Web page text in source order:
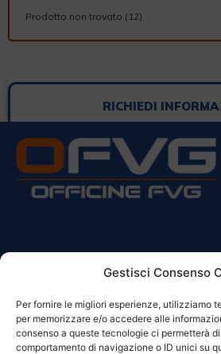
Gestisci Consenso
Per fornire le migliori esperienze, utilizziamo
per memorizzare e/o accedere alle
consenso a queste tecnologie ci permetterà
comportamento di navigazione o ID unici su
Prodotto non trovato (12)
RICHIEDI
Sede Legale:
Via Principe Di Udine 144
33030 Campoformido (Ud)